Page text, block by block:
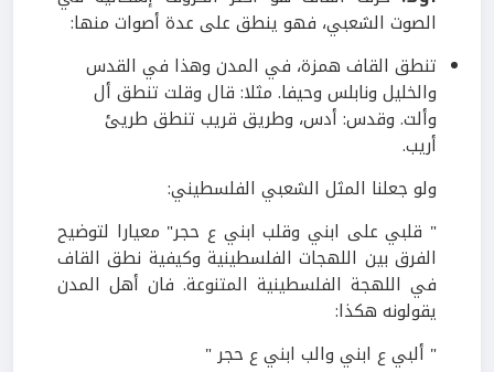
الصوت الشعبي، فهو ينطق على عدة أصوات منها:
تنطق القاف همزة، في المدن وهذا في القدس
والخليل ونابلس وحيفا. مثلا: قال وقلت تنطق أل
وألت. وقدس: أدس، وطريق قريب تنطق طريئ
أريب.
ولو جعلنا المثل الشعبي الفلسطيني:
" قلبي على ابني وقلب ابني ع حجر" معيارا لتوضيح
الفرق بين اللهجات الفلسطينية وكيفية نطق القاف
في اللهجة الفلسطينية المتنوعة. فان أهل المدن
يقولونه هكذا:
" ألبي ع ابني والب ابني ع حجر "